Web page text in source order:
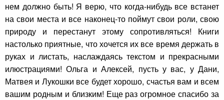
нем должно быть! Я верю, что когда-нибудь все встанет
на свои места и все наконец-то поймут свои роли, свою
природу и перестанут этому сопротивляться! Книги
настолько приятные, что хочется их все время держать в
руках и листать, наслаждаясь текстом и прекрасными
илюстрациями! Ольга и Алексей, пусть у вас, у Дани,
Матвея и Лукошки все будет хорошо, счастья вам и всем
вашим родным и близким! Еще раз огромное спасибо за